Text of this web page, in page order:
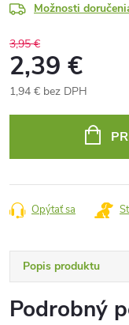
Možnosti
3,95 €
2,39 €
1,94 € bez DPH
Opýtať sa
Popis produktu
Podrobný